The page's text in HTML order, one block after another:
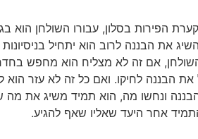
הפירות בסלון, עבורו השולחן הוא
את הבננה לרוב הוא יתחיל
אם זה לא מצליח הוא מחפש
את הבננה לחיקו. ואם כל זה לא עזר
ונחשו מה, הוא תמיד משיג את מה
אחר היעד שאליו שאף להגיע.